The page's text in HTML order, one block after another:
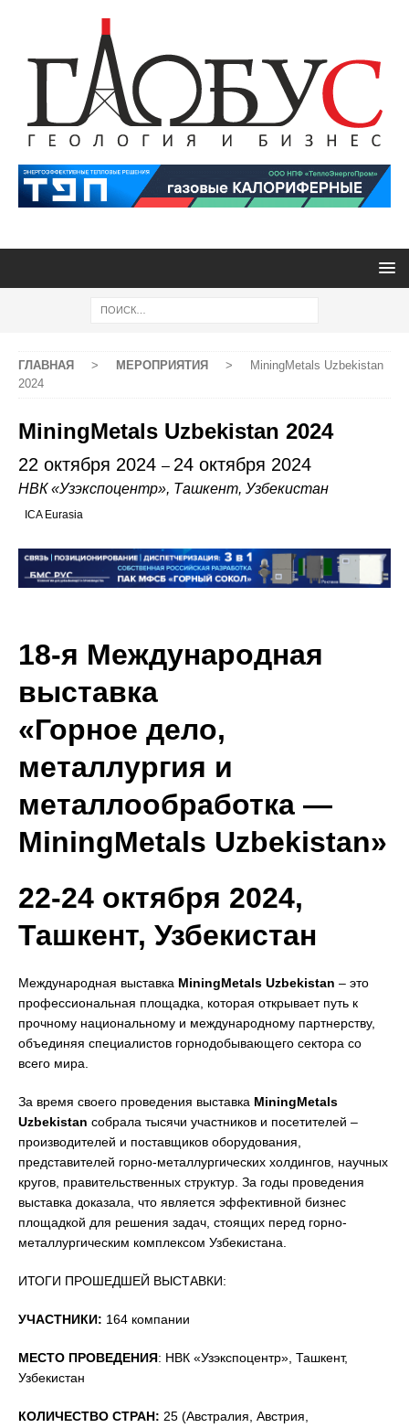
ГЛАВНАЯ > МЕРОПРИЯТИЯ >
MiningMetals Uzbekistan
2024
MiningMetals Uzbekistan 2024
22 октября 2024 – 24 октября 2024
НВК «Узэкспоцентр», Ташкент, Узбекистан
ICA Eurasia
18-я Международная
выставка
«Горное дело,
металлургия и
металлообработка —
MiningMetals Uzbekistan»
22-24 октября 2024,
Ташкент, Узбекистан
Международная выставка MiningMetals Uzbekistan – это
профессиональная площадка, которая открывает путь к
прочному национальному и международному партнерству,
объединяя специалистов горнодобывающего сектора со
всего мира.
За время своего проведения выставка MiningMetals
Uzbekistan собрала тысячи участников и посетителей –
производителей и поставщиков оборудования,
представителей горно-металлургических холдингов, научных
кругов, правительственных структур. За годы проведения
выставка доказала, что является эффективной бизнес
площадкой для решения задач, стоящих перед горно-
металлургическим комплексом Узбекистана.
ИТОГИ ПРОШЕДШЕЙ ВЫСТАВКИ:
УЧАСТНИКИ: 164 компании
МЕСТО ПРОВЕДЕНИЯ: НВК «Узэкспоцентр», Ташкент,
Узбекистан
КОЛИЧЕСТВО СТРАН: 25 (Австралия, Австрия,